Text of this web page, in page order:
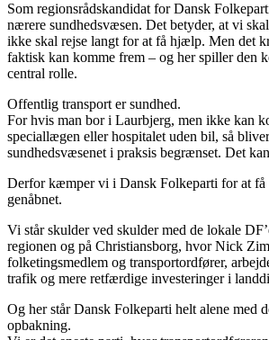
Som regionsrådskandidat for Dansk
nærere sundhedsvæsen. Det betyder, at vi
ikke skal rejse langt for at få hjælp. Men det
faktisk kan komme frem – og her spiller den
central rolle.
Offentlig transport er sundhed.
For hvis man bor i Laurbjerg, men ikke kan
speciallægen eller hospitalet uden bil, så
sundhedsvæsenet i praksis begrænset. Det
Derfor kæmper vi i Dansk Folkeparti for at
genåbnet.
Vi står skulder ved skulder med de lokale
regionen og på Christiansborg, hvor Nick
folketingsmedlem og transportordfører,
trafik og mere retfærdige investeringer i
Og her står Dansk Folkeparti helt alene med
opbakning.